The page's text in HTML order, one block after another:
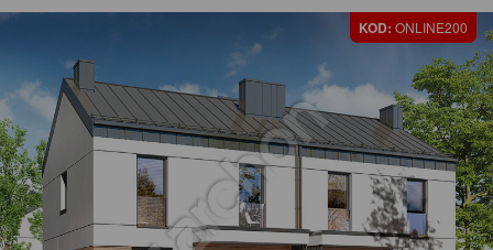
KOD: ONLINE200